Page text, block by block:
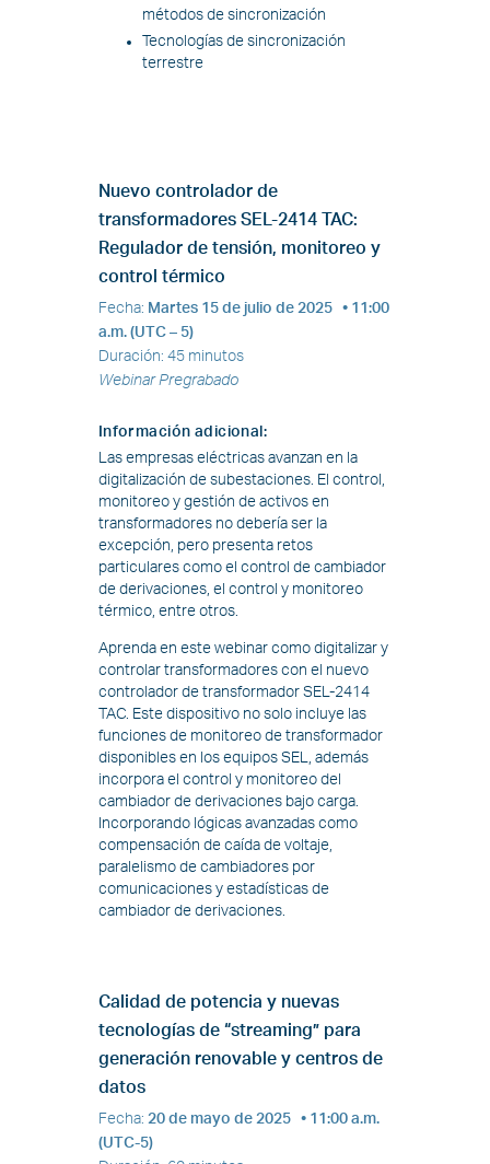
métodos de sincronización
Tecnologías de sincronización
terrestre
Nuevo controlador de
transformadores SEL-2414 TAC:
Regulador de tensión, monitoreo y
control térmico
Fecha: Martes 15 de julio de 2025 • 11:00
a.m. (UTC – 5)
Duración: 45 minutos
Webinar Pregrabado
Información adicional :
Las empresas eléctricas avanzan en la
digitalización de subestaciones. El control,
monitoreo y gestión de activos en
transformadores no debería ser la
excepción, pero presenta retos
particulares como el control de cambiador
de derivaciones, el control y monitoreo
térmico, entre otros.
Aprenda en este webinar como digitalizar y
controlar transformadores con el nuevo
controlador de transformador SEL-2414
TAC. Este dispositivo no solo incluye las
funciones de monitoreo de transformador
disponibles en los equipos SEL, además
incorpora el control y monitoreo del
cambiador de derivaciones bajo carga.
Incorporando lógicas avanzadas como
compensación de caída de voltaje,
paralelismo de cambiadores por
comunicaciones y estadísticas de
cambiador de derivaciones.
Calidad de potencia y nuevas
tecnologías de “streaming” para
generación renovable y centros de
datos
Fecha: 20 de mayo de 2025
• 11:00 a.m.
(UTC-5)